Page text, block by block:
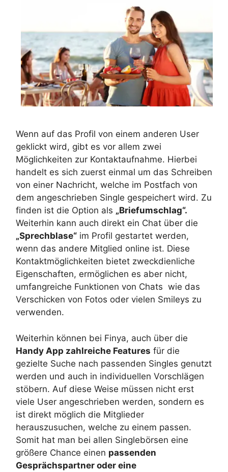
Wenn auf das Profil von einem anderen User
geklickt wird, gibt es vor allem zwei
Möglichkeiten zur Kontaktaufnahme. Hierbei
handelt es sich zuerst einmal um das Schreiben
von einer Nachricht, welche im Postfach von
dem angeschrieben Single gespeichert wird. Zu
finden ist die Option als „Briefumschlag“.
Weiterhin kann auch direkt ein Chat über die
„Sprechblase“ im Profil gestartet werden,
wenn das andere Mitglied online ist. Diese
Kontaktmöglichkeiten bietet zweckdienliche
Eigenschaften, ermöglichen es aber nicht,
umfangreiche Funktionen von Chats wie das
Verschicken von Fotos oder vielen Smileys zu
verwenden.
Weiterhin können bei Finya, auch über die
Handy App zahlreiche Features für die
gezielte Suche nach passenden Singles genutzt
werden und auch in individuellen Vorschlägen
stöbern. Auf diese Weise müssen nicht erst
viele User angeschrieben werden, sondern es
ist direkt möglich die Mitglieder
herauszusuchen, welche zu einem passen.
Somit hat man bei allen Singlebörsen eine
größere Chance einen passenden
Gesprächspartner oder eine